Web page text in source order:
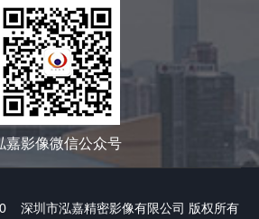
嘉影像微信公众号
深圳市泓嘉精密影像有限公司 版权所有